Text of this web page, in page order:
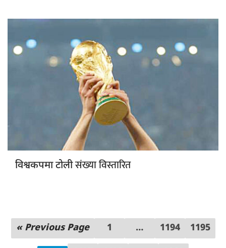
विश्वकपमा टोलीसंख्या विस्तारित
« Previous Page 1 … 1194 1195